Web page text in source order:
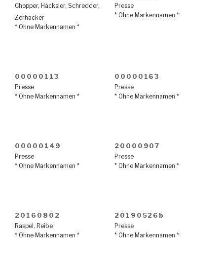
Chopper, Häcksler, Schredder,
Zerhacker
* Ohne Markennamen *
Presse
* Ohne Markennamen *
00000113
Presse
* Ohne Markennamen *
00000163
Presse
* Ohne Markennamen *
00000149
Presse
* Ohne Markennamen *
20000907
Presse
* Ohne Markennamen *
20160802
Raspel , Reibe
* Ohne Markennamen *
20190526b
Presse
* Ohne Markennamen *